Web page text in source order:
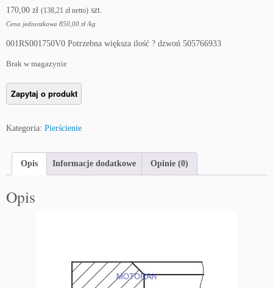
170,00 zł (138,21 zł netto) szt.
Cena jednostkowa 850,00 zł /kg
001RS001750V0 Potrzebna większa ilość ? dzwoń 505766933
Brak w magazynie
Kategoria: Pierścienie
Opis Informacje dodatkowe Opinie (0)
Opis